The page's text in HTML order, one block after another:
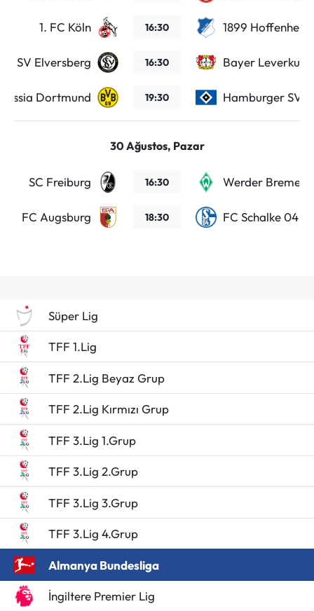
1. FC Köln 16:30 1899 Hoffenheim
SV Elversberg 16:30 Bayer
Dortmund 19:30 Hamburger SV
30 Ağustos, Pazar
SC Freiburg 16:30 Werder Bremen
FC Augsburg 18:30 FC Schalke 04
Süper Lig
TFF 1.Lig
TFF 2.Lig Beyaz Grup
TFF 2.Lig Kırmızı Grup
TFF 3.Lig 1.Grup
TFF 3.Lig 2.Grup
TFF 3.Lig 3.Grup
TFF 3.Lig 4.Grup
Almanya Bundesliga
İngiltere Premier Lig